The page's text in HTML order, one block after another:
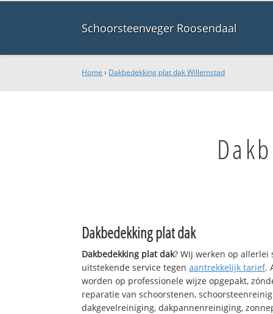
Schoorsteenveger Roosendaal
Home › Dakbedekking plat dak Willemstad
Dakbedekking plat dak
Dakbedekking plat dak? Wij werken op
uitstekende service tegenaantrekkelijk tarief.
worden op professionele wijze opgepakt,
reparatie van schoorstenen,
dakgevelreiniging, dakpannenreiniging,